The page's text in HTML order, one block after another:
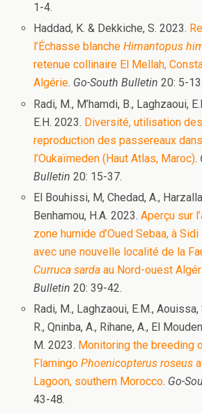
1-4.
Haddad, K. & Dekkiche, S. 2023.
l’Échasse blancheHimantopus
retenue collinaire El Mellah,
Algérie. Go-South Bulletin 20: 5-13.
Radi, M., M’hamdi, B., Laghzaoui,
E.H. 2023. Diversité, utilisation
reproduction des passereaux
l’Oukaïmeden (Haut Atlas, Maroc).
Bulletin 20: 15-37.
El Bouhissi, M, Chedad, A.,
Benhamou, H.A. 2023.Aperçu sur
zone humide d’Oued Sebaa, à
avec une nouvelle localité de la
Curruca sarda au Nord-ouest
Bulletin 20: 39-42.
Radi, M., Laghzaoui, E.M., Aouissa,
R., Qninba, A., Rihane, A., El
M. 2023. Monitoring the breeding
FlamingoPhoenicopterus roseus
Lagoon, southern Morocco. Go-
43-48.